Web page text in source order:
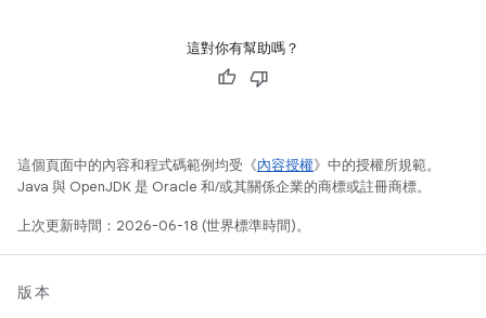
這對你有幫助嗎？
這個頁面中的內容和程式碼範例均受《內容授權》中的授權所規範。
Java 與 OpenJDK 是 Oracle 和/或其關係企業的商標或註冊商標。
上次更新時間：2026-06-18 (世界標準時間)。
版本